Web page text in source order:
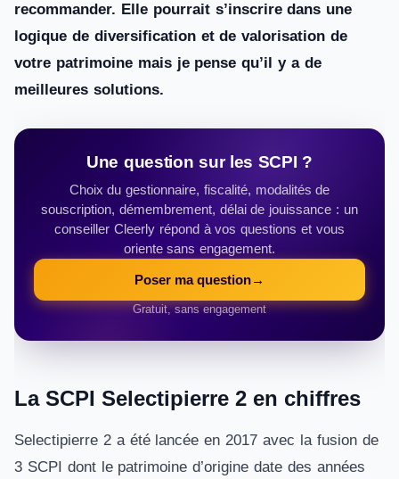
recommander. Elle pourrait s’inscrire dans une
logique de diversification et de valorisation de
votre patrimoine mais je pense qu’il y a de
meilleures solutions.
Une question sur les SCPI ?
Choix du gestionnaire, fiscalité, modalités de
souscription, démembrement, délai de jouissance : un
conseiller Cleerly répond à vos questions et vous
oriente sans engagement.
Poser ma question→
Gratuit, sans engagement
La SCPI Selectipierre 2 en chiffres
Selectipierre 2 a été lancée en 2017 avec la fusion de
3 SCPI dont le patrimoine d’origine date des années